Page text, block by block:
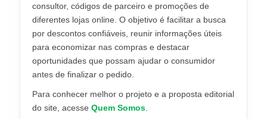
consultor, códigos de parceiro e promoções de
diferentes lojas online. O objetivo é facilitar a busca
por descontos confiáveis, reunir informações úteis
para economizar nas compras e destacar
oportunidades que possam ajudar o consumidor
antes de finalizar o pedido.
Para conhecer melhor o projeto e a proposta editorial
do site, acesse Quem Somos